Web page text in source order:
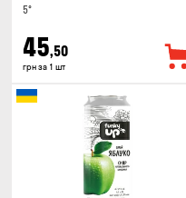
5°
45,50
грн за 1 шт